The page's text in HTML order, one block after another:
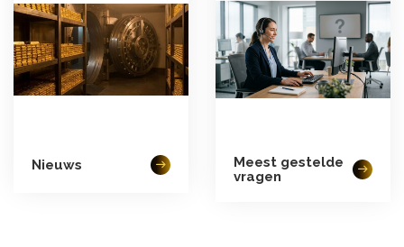
Nieuws
Meest gestelde
vragen